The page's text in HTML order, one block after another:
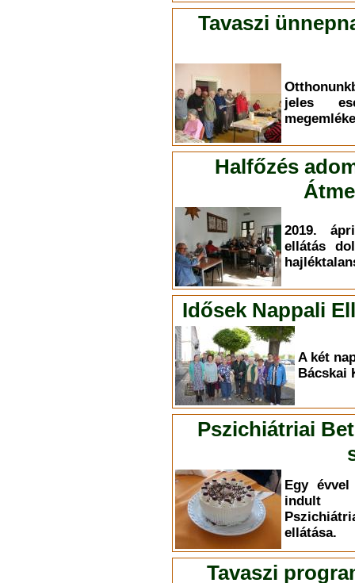
Tavaszi
jeles
Halfőzés
2019.
ellátás
Idősek Nappali
A két
Bácskai
Pszichiátriai
Egy évvel
indult
ellátása.
Tavaszi